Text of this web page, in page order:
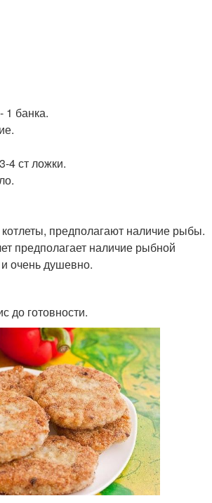
1 банка.
4 ст ложки.
предполагают наличие рыбы.
предполагает наличие рыбной
очень душевно.
до готовности.